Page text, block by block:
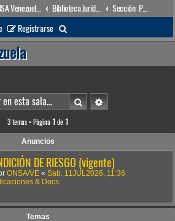
Biblioteca Jurídica • Dr. Francisco Villarroel •
Sección: Procesal Civil
Registrarse
u
a
r
BuscarBúsqueda avanzada
3 temas • Página 1 de 1
Anuncios
DE RIESGO (vigente)
ONSA/VE « Sab. 11JUL2026, 11:36
& Docs.
Temas